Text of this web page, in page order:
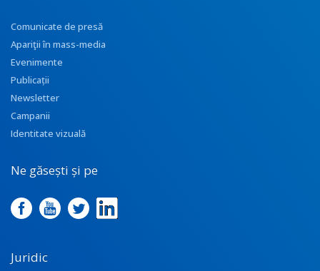
Comunicate de presă
Apariţii în mass-media
Evenimente
Publicații
Newsletter
Campanii
Identitate vizuală
Ne găsești și pe
Juridic